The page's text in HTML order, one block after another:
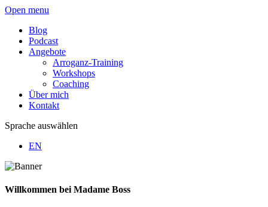
Open menu
Blog
Podcast
Angebote
Arroganz-Training
Workshops
Coaching
Über mich
Kontakt
Sprache auswählen
EN
Willkommen bei Madame Boss